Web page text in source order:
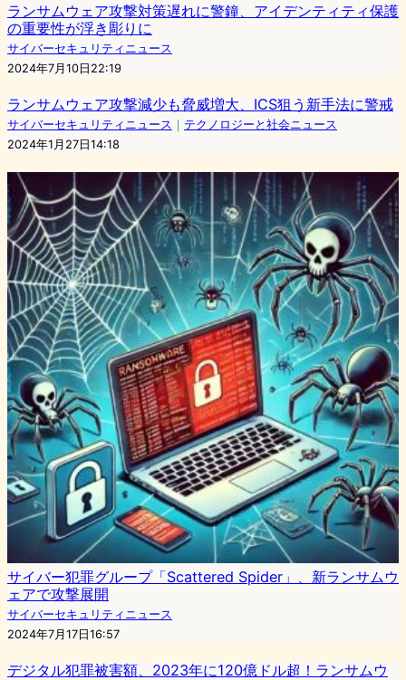
ランサムウェア攻撃対策遅れに警鐘、アイデンティティ保護
の重要性が浮き彫りに
サイバーセキュリティニュース
2024年7月10日22:19
ランサムウェア攻撃減少も脅威増大、ICS狙う新手法に警戒
サイバーセキュリティニュース ｜ テクノロジーと社会ニュース
2024年1月27日14:18
サイバー犯罪グループ「Scattered Spider」、新ランサムウ
ェアで攻撃展開
サイバーセキュリティニュース
2024年7月17日16:57
デジタル犯罪被害額、2023年に120億ドル超！ランサムウ